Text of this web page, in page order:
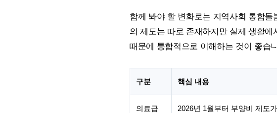
함께 봐야 할 변화로는 지역사회 통합
의 제도는 따로 존재하지만 실제 생활
때문에 통합적으로 이해하는 것이 좋습
구분 핵심 내용
의료급
2026년 1월부터 부양비 제도